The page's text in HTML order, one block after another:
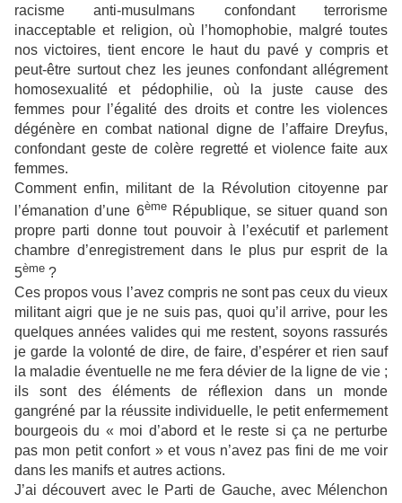
racisme anti-musulmans confondant terrorisme
inacceptable et religion, où l’homophobie, malgré toutes
nos victoires, tient encore le haut du pavé y compris et
peut-être surtout chez les jeunes confondant allégrement
homosexualité et pédophilie, où la juste cause des
femmes pour l’égalité des droits et contre les violences
dégénère en combat national digne de l’affaire Dreyfus,
confondant geste de colère regretté et violence faite aux
femmes.
Comment enfin, militant de la Révolution citoyenne par
l’émanation d’une 6èmeRépublique, se situer quand son
propre parti donne tout pouvoir à l’exécutif et parlement
chambre d’enregistrement dans le plus pur esprit de la
5ème ?
Ces propos vous l’avez compris ne sont pas ceux du vieux
militant aigri que je ne suis pas, quoi qu’il arrive, pour les
quelques années valides qui me restent, soyons rassurés
je garde la volonté de dire, de faire, d’espérer et rien sauf
la maladie éventuelle ne me fera dévier de la ligne de vie ;
ils sont des éléments de réflexion dans un monde
gangréné par la réussite individuelle, le petit enfermement
bourgeois du « moi d’abord et le reste si ça ne perturbe
pas mon petit confort » et vous n’avez pas fini de me voir
dans les manifs et autres actions.
J’ai découvert avec le Parti de Gauche, avec Mélenchon